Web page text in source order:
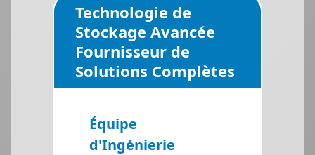
Technologie de
Stockage Avancée
Fournisseur de
Solutions Complètes
Équipe
d'Ingénierie